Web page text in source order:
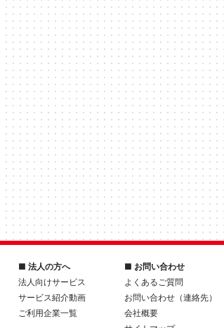
■ 法人の方へ
法人向けサービス
サービス紹介動画
ご利用企業一覧
■ お問い合わせ
よくあるご質問
お問い合わせ（連絡先）
会社概要